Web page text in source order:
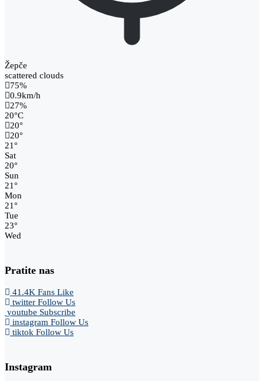
Žepče
scattered clouds
75%
0.9km/h
27%
20°C
20°
20°
21°
Sat
20°
Sun
21°
Mon
21°
Tue
23°
Wed
Pratite nas
41.4K Fans Like
twitter Follow Us
youtube Subscribe
instagram Follow Us
tiktok Follow Us
Instagram